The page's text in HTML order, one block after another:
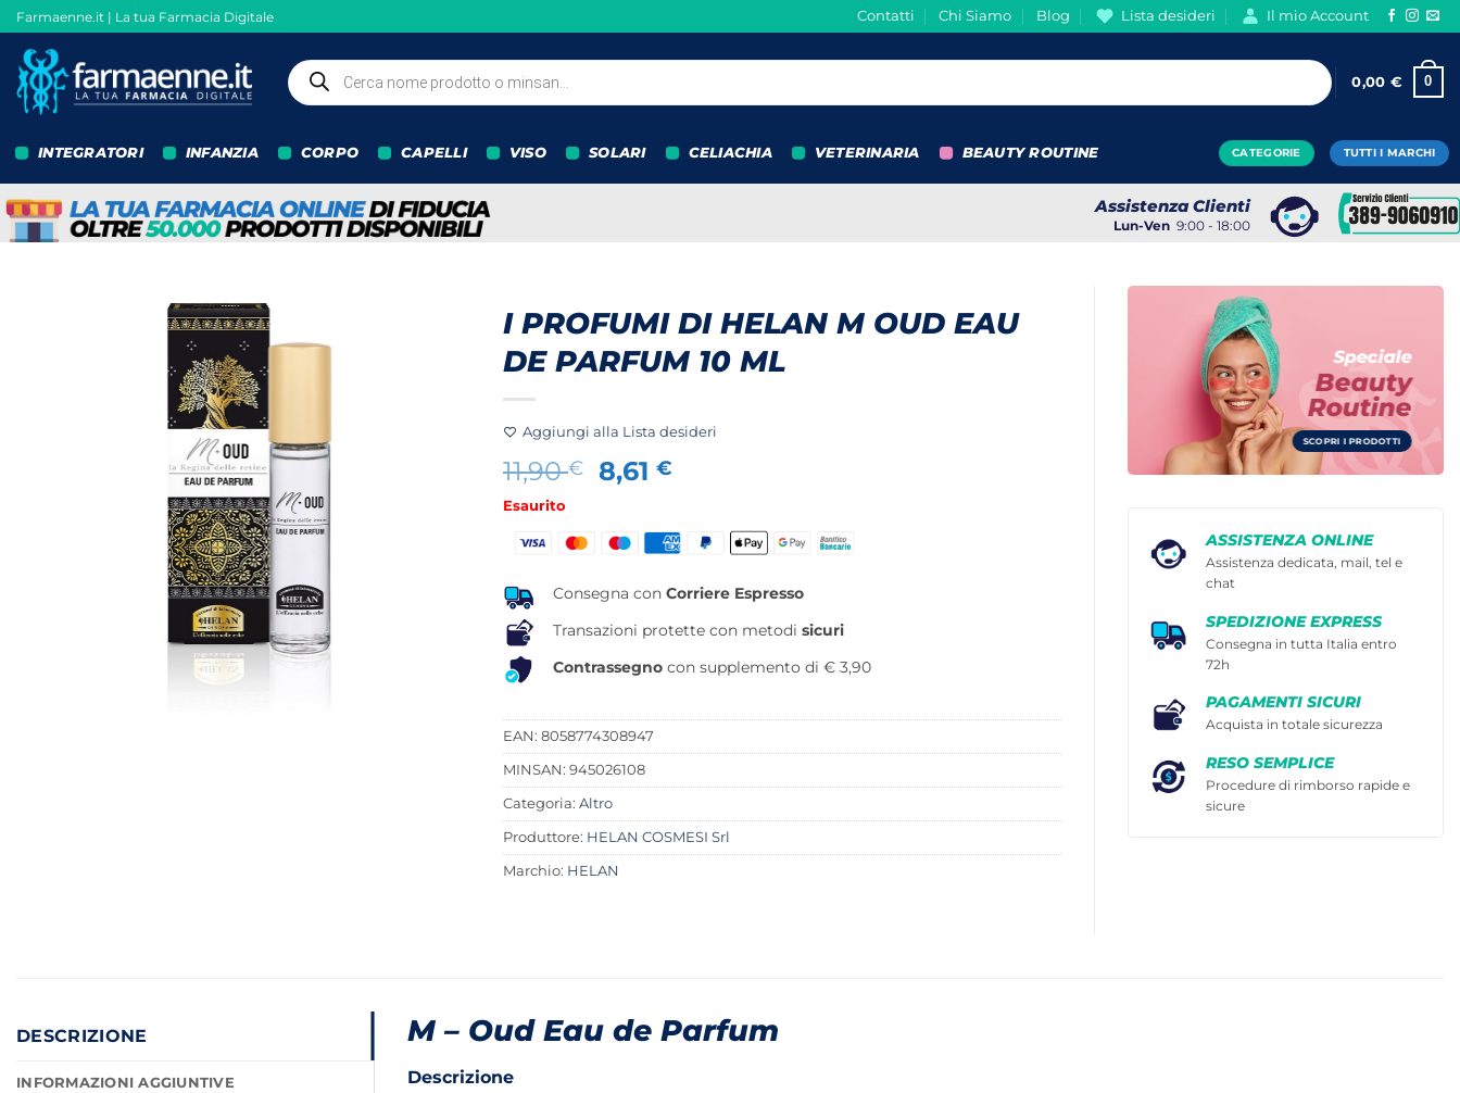
Salta
ai
contenuti
Farmaenne.it | La tua Farmacia Digitale Contatti Chi Siamo Blog Lista desideri Il mio Account
Ricerca
prodotti
0,00 € 0
INTEGRATORI INFANZIA CORPO CAPELLI VISO SOLARI CELIACHIA VETERINARIA BEAUTY ROUTINE CATEGORIE TUTTI I MARCHI
Assistenza Clienti
Lun-Ven 9:00 - 18:00
I PROFUMI DI HELAN M OUD EAU
DE PARFUM 10 ML
Aggiungi alla Lista desideri
11,90€
Il
era:
8,61€
attuale
è:
Esaurito
Consegna con Corriere Espresso
Transazioni protette con metodi sicuri
Contrassegno con supplemento di € 3,90
EAN: 8058774308947
MINSAN: 945026108
Categoria: Altro
Produttore: HELAN COSMESI Srl
Marchio: HELAN
Speciale
Beauty
Routine
SCOPRI I PRODOTTI
ASSISTENZA ONLINE
Assistenza dedicata, mail, tel e
chat
SPEDIZIONE EXPRESS
Consegna in tutta Italia entro
72h
PAGAMENTI SICURI
Acquista in totale sicurezza
RESO SEMPLICE
Procedure di rimborso rapide e
sicure
DESCRIZIONE
INFORMAZIONI AGGIUNTIVE
M – Oud Eau de Parfum
Descrizione